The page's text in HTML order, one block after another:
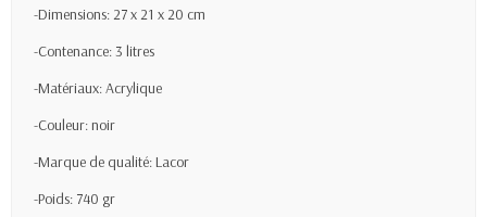
-Dimensions: 27 x 21 x 20 cm
-Contenance: 3 litres
-Matériaux: Acrylique
-Couleur: noir
-Marque de qualité: Lacor
-Poids: 740 gr